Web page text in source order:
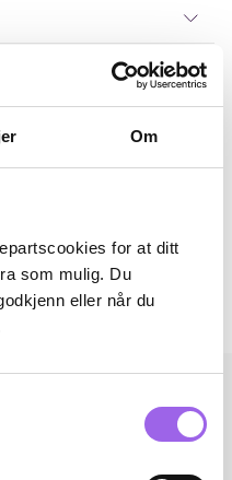
Om
for at ditt
som mulig. Du
eller når du